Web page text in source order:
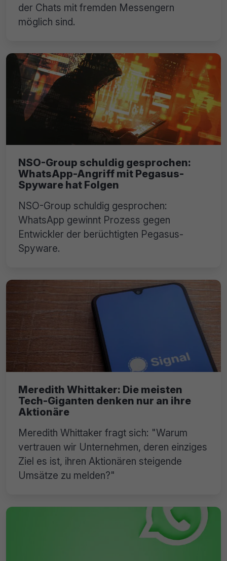
der Chats mit fremden Messengern
möglich sind.
NSO-Group schuldig gesprochen:
WhatsApp-Angriff mit Pegasus-
Spyware hat Folgen
NSO-Group schuldig gesprochen:
WhatsApp gewinnt Prozess gegen
Entwickler der berüchtigten Pegasus-
Spyware.
Meredith Whittaker: Die meisten
Tech-Giganten denken nur an ihre
Aktionäre
Meredith Whittaker fragt sich: "Warum
vertrauen wir Unternehmen, deren einziges
Ziel es ist, ihren Aktionären steigende
Umsätze zu melden?"